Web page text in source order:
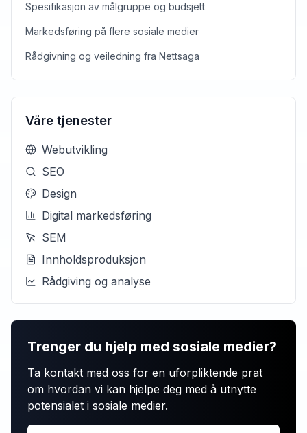
Spesifikasjon av målgruppe og budsjett
Markedsføring på flere sosiale medier
Rådgivning og veiledning fra Nettsaga
Våre tjenester
Webutvikling
SEO
Design
Digital markedsføring
SEM
Innholdsproduksjon
Rådgiving og analyse
Trenger du hjelp med sosiale medier?
Ta kontakt med oss for en uforpliktende prat
om hvordan vi kan hjelpe deg med å utnytte
potensialet i sosiale medier.